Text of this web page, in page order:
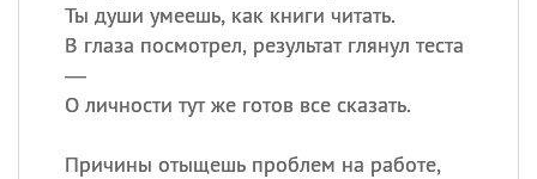
Ты души умеешь, как книги читать.
В глаза посмотрел, результат глянул теста
—
О личности тут же готов все сказать.
Причины отыщешь проблем на работе,